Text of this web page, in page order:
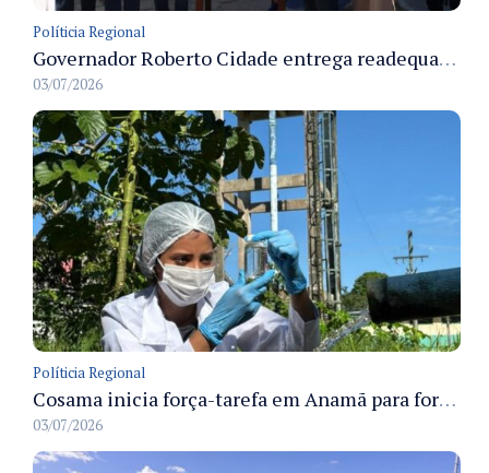
Políticia Regional
Governador Roberto Cidade entrega readequação do ambulatório da FCecon e amplia capacidade de atendimento oncológico em Manaus
03/07/2026
Políticia Regional
Cosama inicia força-tarefa em Anamã para fortalecer abastecimento de água e segurança hídrica da população
03/07/2026